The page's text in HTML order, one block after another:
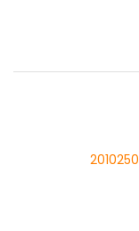
2010250